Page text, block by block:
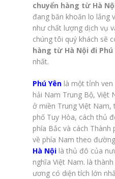
chuyển hàng từ Hà
đang băn khoăn lo lắng
như chất lượng dịch vụ
chúng tôi quý khách sẽ
hàng từ Hà Nội đi Phú
nhất.
Phú Yên là một tỉnh ven
hải Nam Trung Bộ, Việt
ở miền Trung Việt Nam,
phố Tuy Hòa, cách thủ
phía Bắc và cách Thành
về phía Nam theo
Hà Nội là thủ đô của
nghĩa Việt Nam. là
ương có diện tích lớn